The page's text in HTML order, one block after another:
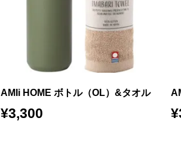
AMIi HOME ボトル（OL）&タオル
¥3,300 ¥